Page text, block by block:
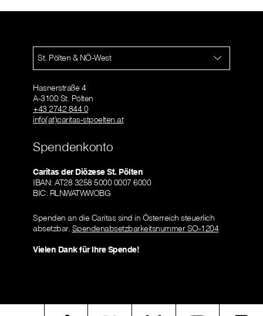
St. Pölten & NÖ-West
Hasnerstraße 4
A-3100 St. Pölten
+43 2742 844 0
info(at)caritas-stpoelten.at
Spendenkonto
Caritas der Diözese St. Pölten
IBAN: AT28 3258 5000 0007 6000
BIC: RLNWATWWOBG
Spenden an die Caritas sind in Österreich steuerlich
absetzbar. Spendenabsetzbarkeitsnummer SO-1204
Vielen Dank für Ihre Spende!